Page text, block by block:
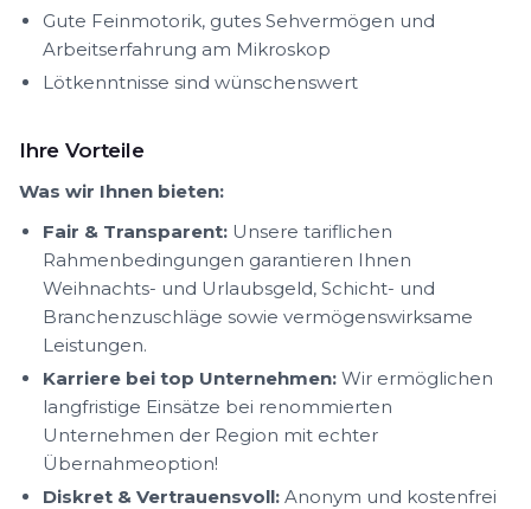
Gute Feinmotorik, gutes Sehvermögen und
Arbeitserfahrung am Mikroskop
Lötkenntnisse sind wünschenswert
Ihre Vorteile
Was wir Ihnen bieten:
Fair & Transparent: Unsere tariflichen
Rahmenbedingungen garantieren Ihnen
Weihnachts- und Urlaubsgeld, Schicht- und
Branchenzuschläge sowie vermögenswirksame
Leistungen.
Karriere bei top Unternehmen: Wir ermöglichen
langfristige Einsätze bei renommierten
Unternehmen der Region mit echter
Übernahmeoption!
Diskret & Vertrauensvoll: Anonym und kostenfrei